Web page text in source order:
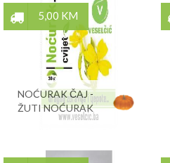
5,00 KM
NOĆURAK ČAJ -
ŽUTI NOĆURAK